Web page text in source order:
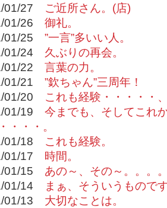
01/27
ご近所さん。(店)
01/26 御礼。
01/25 ”一言”多いい人。
01/24 久ぶりの再会。
01/22 言葉の力。
01/21 ”欽ちゃん”三周年！
01/20
これも経験・・・・・
01/19 今までも、そしてこれ
・・・。
01/18
これも経験。
01/17 時間。
01/15 あの～、その～。。。
01/14
まぁ、そういうもので
01/13 大切なことは。